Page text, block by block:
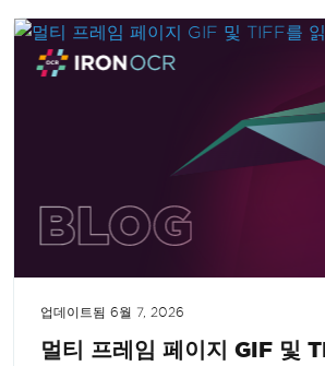
업데이트됨 6월 7, 2026
멀티 프레임 페이지 GIF 및